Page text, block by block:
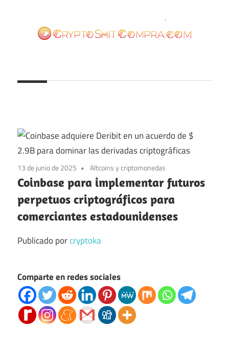
contenido
13 de junio de 2025 Altcoins y criptomonedas
Coinbase para implementar futuros
perpetuos criptográficos para
comerciantes estadounidenses
Publicado porcryptoka
Comparte en redes sociales